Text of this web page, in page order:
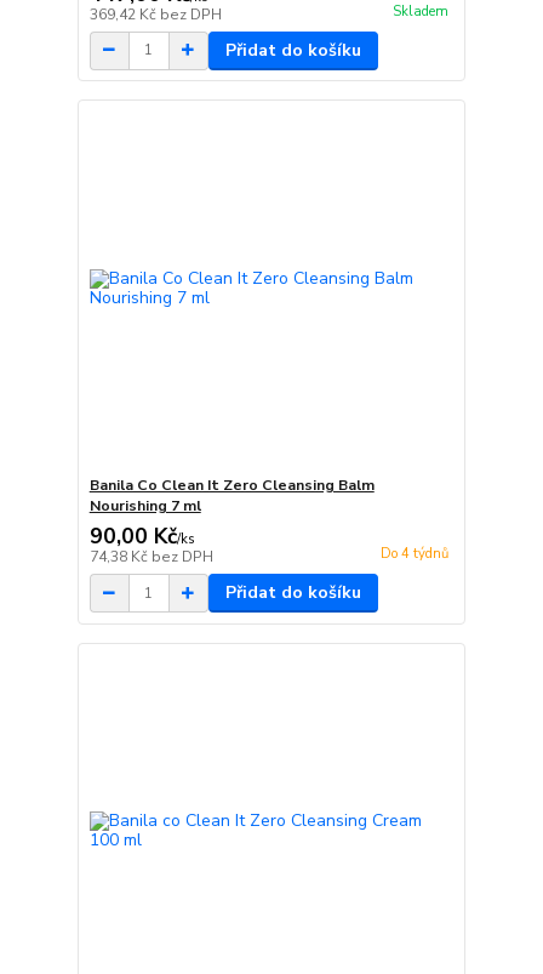
369,42 Kč bez DPH Skladem
Přidat do košíku
Banila Co Clean It Zero Cleansing Balm
Nourishing 7 ml
90,00 Kč/ks
74,38 Kč bez DPH Do 4 týdnů
Přidat do košíku